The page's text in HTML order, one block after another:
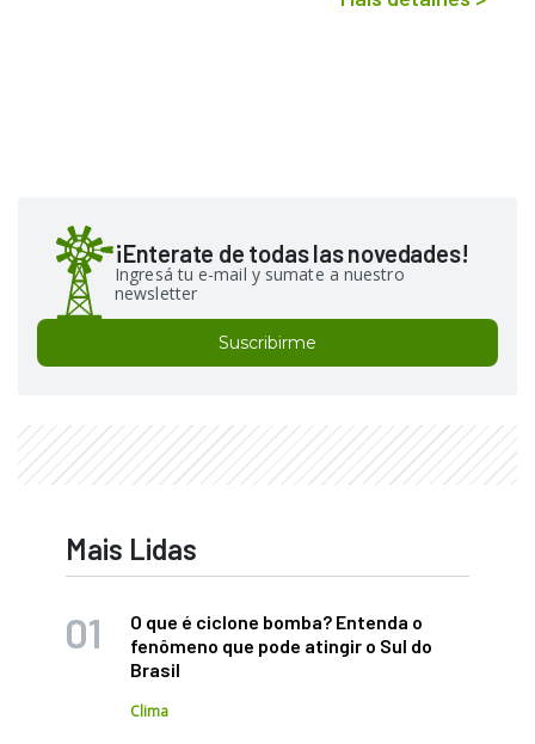
¡Enterate de todas las novedades!
Ingresá tu e-mail y sumate a nuestro
newsletter
Suscribirme
Mais Lidas
O que é ciclone bomba? Entenda o
fenômeno que pode atingir o Sul do
Brasil
Clima